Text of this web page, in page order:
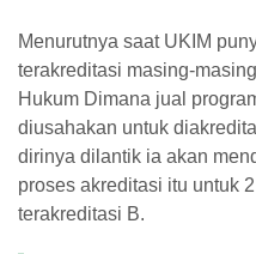
Menurutnya saat UKIM
terakreditasi masing-
Hukum Dimana jual
diusahakan untuk
dirinya dilantik ia akan
proses akreditasi itu untuk
terakreditasi B.